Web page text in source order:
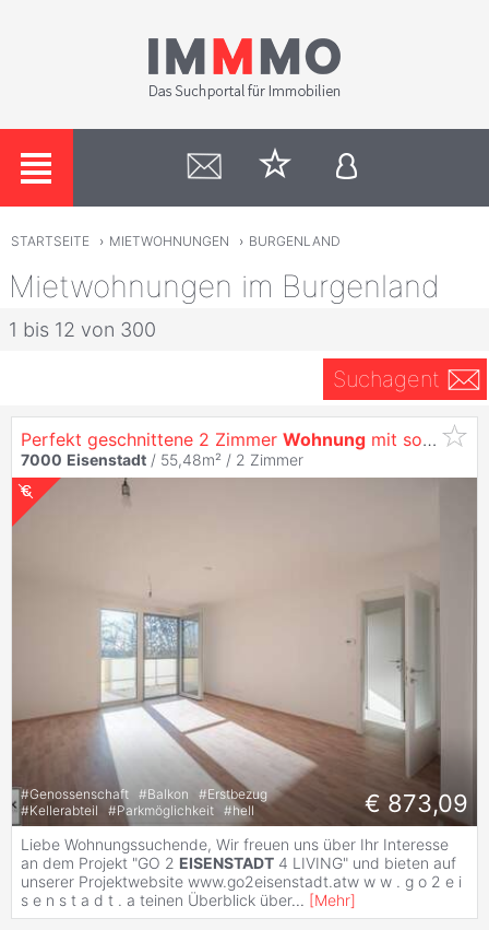
STARTSEITE › MIETWOHNUNGEN › BURGENLAND
Mietwohnungen im Burgenland
1 bis 12 von 300
Suchagent
Perfekt geschnittene 2 Zimmer Wohnung mit sonnigem Balkon - ERSTBEZUG nahe Bahnhof
7000 Eisenstadt / 55,48m² / 2 Zimmer
#Genossenschaft #Balkon #Erstbezug
#Kellerabteil #Parkmöglichkeit #hell € 873,09
Liebe Wohnungssuchende, Wir freuen uns über Ihr Interesse
an dem Projekt "GO 2 EISENSTADT 4 LIVING" und bieten auf
unserer Projektwebsite www.go2eisenstadt.atw w w . g o 2 e i
s e n s t a d t . a teinen Überblick über... [Mehr]